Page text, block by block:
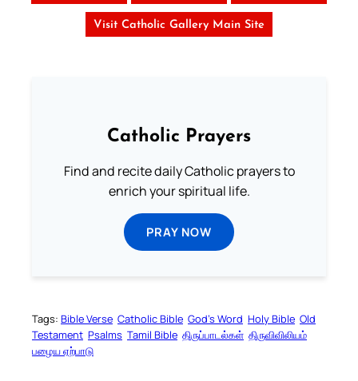
Visit Catholic Gallery Main Site
Catholic Prayers
Find and recite daily Catholic prayers to
enrich your spiritual life.
PRAY NOW
Tags: Bible Verse Catholic Bible God’s Word Holy Bible Old
Testament Psalms Tamil Bible திருப்பாடல்கள் திருவிவிலியம்
பழைய ஏற்பாடு